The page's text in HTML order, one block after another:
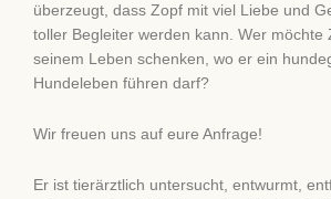
überzeugt, dass Zopf mit viel Liebe und
toller Begleiter werden kann. Wer möchte
seinem Leben schenken, wo er ein
Hundeleben führen darf?
Wir freuen uns auf eure Anfrage!
Er ist tierärztlich untersucht, entwurmt,